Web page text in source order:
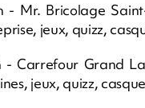
Mr. Bricolage
jeux, quizz,
Carrefour Grand
jeux, quizz,